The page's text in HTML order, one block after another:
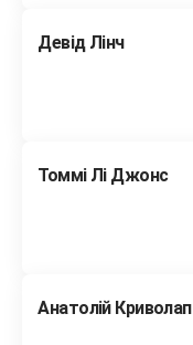
Девід Лінч
Томмі Лі Джонс
Анатолій Криволап